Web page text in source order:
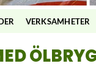
VERKSAMHETER